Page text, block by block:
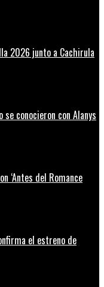
2026 junto a Cachirula
conocieron con Alanys
‘Antes del Romance
el estreno de